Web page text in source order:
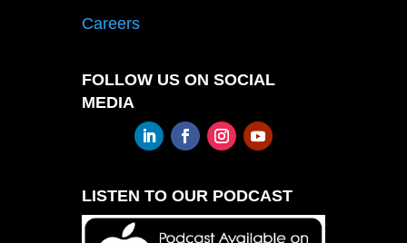
Careers
FOLLOW US ON SOCIAL
MEDIA
LISTEN TO OUR PODCAST